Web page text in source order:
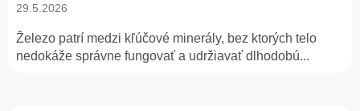
29.5.2026
Železo patrí medzi kľúčové minerály, bez ktorých telo
nedokáže správne fungovať a udržiavať dlhodobú...